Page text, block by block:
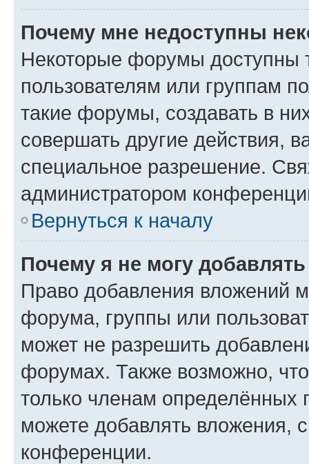
Почему мне недоступны
Некоторые форумы доступны
пользователям или группам
такие форумы, создавать в
совершать другие действия,
специальное разрешение.
администратором
Вернуться к началу
Почему я не могу
Право добавления вложений
форума, группы или
может не разрешить
форумах. Также возможно,
только членам определённых
можете добавлять вложения,
конференции.